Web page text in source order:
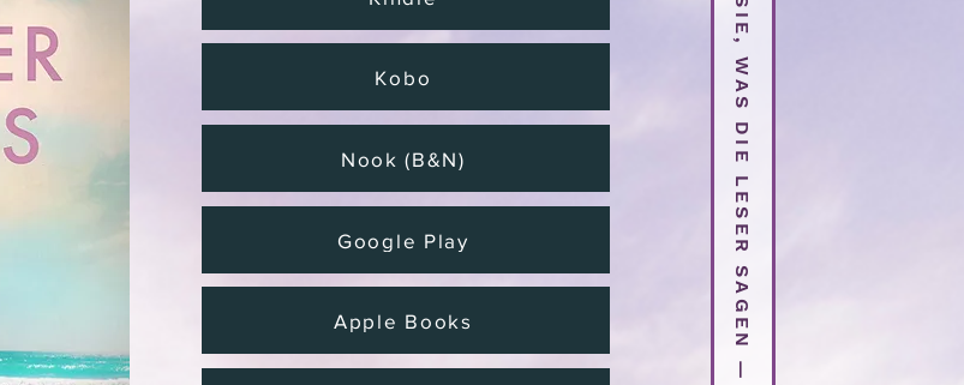
Kobo
Nook (B&N)
Google Play
Apple Books SEHEN SIE, WAS DIE LESER SAGEN —